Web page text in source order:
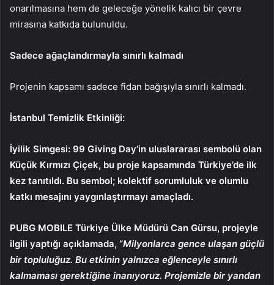
onarılmasına hem de geleceğe yönelik kalıcı bir çevre
mirasına katkıda bulunuldu.
Sadece ağaçlandırmayla sınırlı kalmadı
Projenin kapsamı sadece fidan bağışıyla sınırlı kalmadı.
İstanbul Temizlik Etkinliği:
İyilik Simgesi: 99 Giving Day’in uluslararası sembolü olan
Küçük Kırmızı Çiçek, bu proje kapsamında Türkiye’de ilk
kez tanıtıldı. Bu sembol; kolektif sorumluluk ve olumlu
katkı mesajını yaygınlaştırmayı amaçladı.
PUBG MOBILE Türkiye Ülke Müdürü Can Gürsu, projeyle
ilgili yaptığı açıklamada, “Milyonlarca gence ulaşan güçlü
bir topluluğuz. Bu etkinin yalnızca eğlenceyle sınırlı
kalmaması gerektiğine inanıyoruz. Projemizle bir yandan